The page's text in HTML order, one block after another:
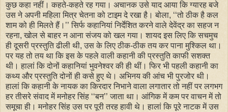
कुछ कहा नहीं। कहते-कहते रह गया। अचानक उसे याद आया कि ग्यारह बजे
उस ने अपनी महिला मित्र चेतना को टाइम दे रखा है। बोला, ‘‘तो ठीक है कल
शाम को ही मिलते हैं।’’ सिर्फ कहानियां निर्देशित करने वाले देवेंद्र का सहज न
रहना, खोल से बाहर न आना संजय को खल गया। शायद इस लिए कि सचमुच
ही दूसरी प्रस्तुति ढीली थी, उस के लिए ठीक-ठीक तय कर पाना मुश्किल था।
पर यह तो तय था कि इस के पहले वाली कहानी की प्रस्तुति काफी सशक्त
थी। हालां कि दोनों कहानियां भुवनेश्वर की ही थीं। फिर भी पहली कहानी का
कथ्य और प्रस्तुति दोनों ही कसे हुए थे। अभिनय की आंच भी पुरजोर थी।
हालां कि कहानी के नायक का किरदार निभाने वाला लगातार तो नहीं पर लगभग
हर तीसरे संवाद में मनोहर सिंह ‘‘बन’’ जाता था। आंगिक में कम पर वाचन में तो
समूचा ही। मनोहर सिंह उस पर पूरी तरह हावी थे। हालां कि पूरे नाटक में उस